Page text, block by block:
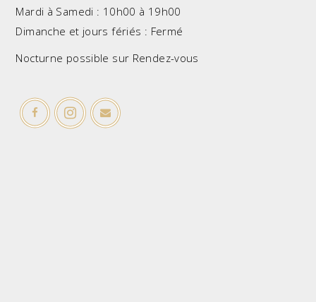
Mardi à Samedi : 10h00 à 19h00
Dimanche et jours fériés : Fermé
Nocturne possible sur Rendez-vous